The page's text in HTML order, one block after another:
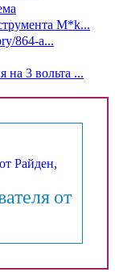
M*k...
864-a...
на 3 вольта ...
от